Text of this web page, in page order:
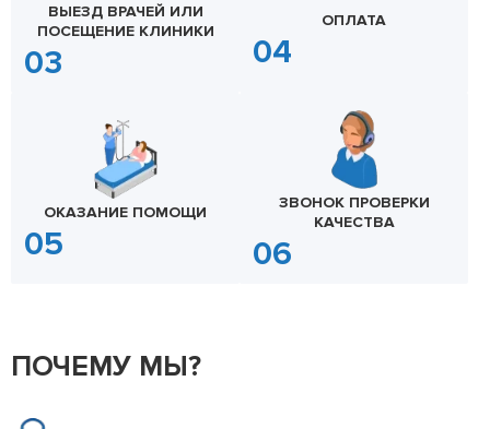
ВЫЕЗД ВРАЧЕЙ ИЛИ
ПОСЕЩЕНИЕ КЛИНИКИ
ОПЛАТА
ОКАЗАНИЕ ПОМОЩИ
ЗВОНОК ПРОВЕРКИ
КАЧЕСТВА
ПОЧЕМУ МЫ?